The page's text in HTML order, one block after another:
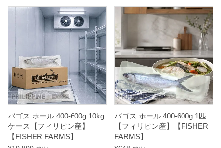
ン
産
】
【
F
I
S
H
E
R
F
A
R
M
S
】
ー
（
ハ
ミ
1
0
0
g
【
フ
ィ
リ
ピ
ン
産
バゴス ホール 400-600g 10kg
ケース【フィリピン産】
【FISHER FARMS】
バゴス ホール 400-600g 1匹
【フィリピン産】【FISHER
FARMS】